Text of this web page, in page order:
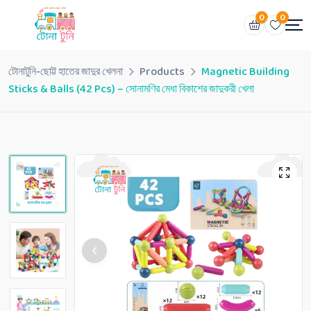
0 0
টোনাটুনি-ছোট্ট হাতের জাদুর খেলনা Products
Magnetic Building
Sticks & Balls (42 Pcs) – সোনামণির মেধা বিকাশের জাদুকরী খেলা